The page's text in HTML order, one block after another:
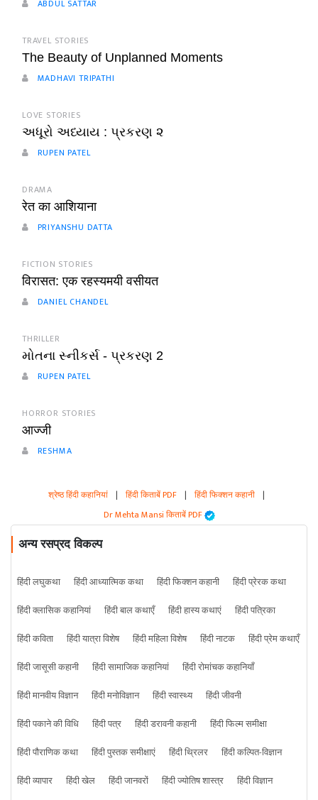
ABDUL SATTAR
TRAVEL STORIES
The Beauty of Unplanned Moments
MADHAVI TRIPATHI
LOVE STORIES
અધૂરો અધ્યાય : પ્રકરણ ૨
RUPEN PATEL
DRAMA
रेत का आशियाना
PRIYANSHU DATTA
FICTION STORIES
विरासत: एक रहस्यमयी वसीयत
DANIEL CHANDEL
THRILLER
મોતના સ્નીકર્સ - પ્રકરણ 2
RUPEN PATEL
HORROR STORIES
आज्जी
RESHMA
श्रेष्ठ हिंदी कहानियां | हिंदी किताबें PDF | हिंदी फिक्शन कहानी |
Dr Mehta Mansi किताबें PDF
अन्य रसप्रद विकल्प
हिंदी लघुकथा हिंदी आध्यात्मिक कथा हिंदी फिक्शन कहानी
हिंदी प्रेरक कथा
हिंदी क्लासिक कहानियां
हिंदी बाल कथाएँ हिंदी हास्य कथाएं
हिंदी पत्रिका
हिंदी कविता
हिंदी यात्रा विशेष हिंदी महिला विशेष हिंदी नाटक
हिंदी प्रेम कथाएँ
हिंदी जासूसी कहानी
हिंदी सामाजिक कहानियां
हिंदी रोमांचक कहानियाँ
हिंदी मानवीय विज्ञान
हिंदी मनोविज्ञान हिंदी स्वास्थ्य
हिंदी जीवनी
हिंदी पकाने की विधि
हिंदी पत्र हिंदी डरावनी कहानी
हिंदी फिल्म समीक्षा
हिंदी पौराणिक कथा
हिंदी पुस्तक समीक्षाएं हिंदी थ्रिलर
हिंदी कल्पित-विज्ञान
हिंदी व्यापार
हिंदी खेल हिंदी जानवरों हिंदी ज्योतिष शास्त्र
हिंदी विज्ञान